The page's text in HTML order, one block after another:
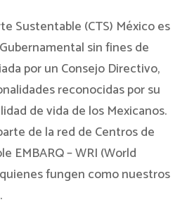
Sustentable (CTS) México es
sin fines de
por un Consejo Directivo,
reconocidas por su
de vida de los Mexicanos.
de la red de Centros de
EMBARQ – WRI (World
fungen como nuestros